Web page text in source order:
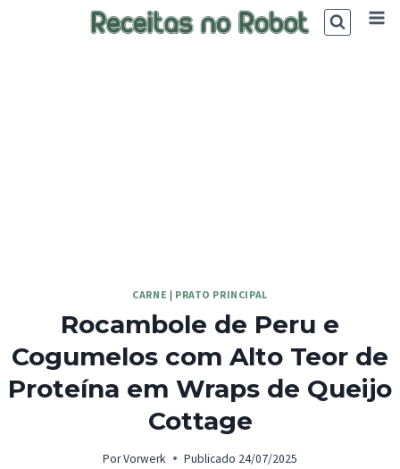
CARNE | PRATO PRINCIPAL
Rocambole de Peru e
Cogumelos com Alto Teor de
Proteína em Wraps de Queijo
Cottage
PorVorwerk Publicado 24/07/2025